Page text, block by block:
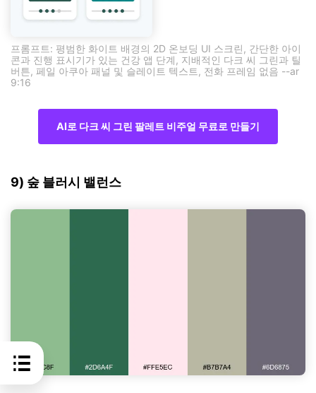
프롬프트: 평범한 화이트 배경의 2D 온보딩 UI 스크린, 간단한 아이
콘과 진행 표시기가 있는 건강 앱 단계, 지배적인 다크 씨 그린과 틸
버튼, 페일 아쿠아 패널 및 슬레이트 텍스트, 전화 프레임 없음 --ar
9:16
AI로 다크 씨 그린 팔레트 비주얼 무료로 만들기
9) 숲 블러시 밸런스